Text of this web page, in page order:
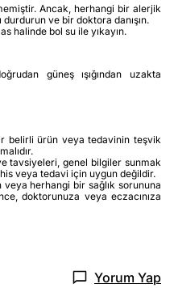
Ancak, herhangi bir alerjik
ve bir doktora danışın.
halinde bol su ile yıkayın.
güneş ışığından uzakta
belirli ürün veya tedavinin teşvik
tavsiyeleri, genel bilgiler sunmak
veya tedavi için uygun değildir.
herhangi bir sağlık sorununa
doktorunuza veya eczacınıza
Yorum Yap